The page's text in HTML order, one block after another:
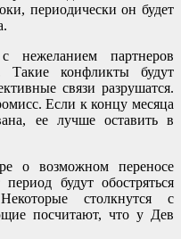
периодически он будет
нежеланием партнеров
конфликты будут
связи разрушатся.
Если к концу месяца
ее лучше оставить в
о возможном переносе
будут обостряться
столкнутся с
посчитают, что у Дев